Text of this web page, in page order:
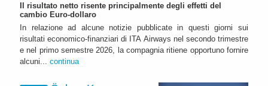
Il risultato netto risente principalmente degli effetti del
cambio Euro-dollaro
In relazione ad alcune notizie pubblicate in questi giorni sui
risultati economico-finanziari di ITA Airways nel secondo trimestre
e nel primo semestre 2026, la compagnia ritiene opportuno fornire
alcuni... continua